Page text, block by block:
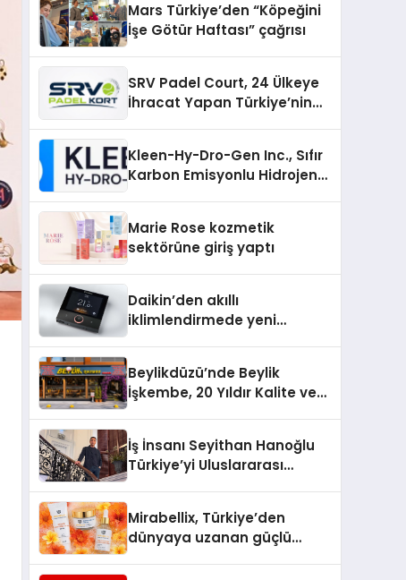
Mars Türkiye’den “Köpeğini
İşe Götür Haftası” çağrısı
SRV Padel Court, 24 Ülkeye
İhracat Yapan Türkiye’nin
Kleen-Hy-Dro-Gen Inc., Sıfır
Karbon Emisyonlu Hidrojen
Aldı
Marie Rose kozmetik
sektörüne giriş yaptı
Daikin’den akıllı
iklimlendirmede yeni
Beylikdüzü’nde Beylik
İşkembe, 20 Yıldır Kalite ve
İş İnsanı Seyithan Hanoğlu
Türkiye’yi Uluslararası
Mirabellix, Türkiye’den
dünyaya uzanan güçlü